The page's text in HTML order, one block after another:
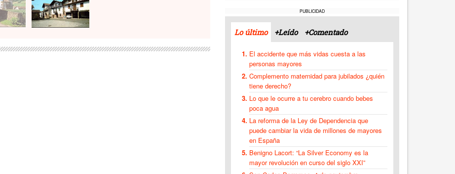
PUBLICIDAD
Lo último +Leído +Comentado
El accidente que más vidas cuesta a las
personas mayores
Complemento maternidad para jubilados ¿quién
tiene derecho?
Lo que le ocurre a tu cerebro cuando bebes
poca agua
La reforma de la Ley de Dependencia que
puede cambiar la vida de millones de mayores
en España
Benigno Lacort: “La Silver Economy es la
mayor revolución en curso del siglo XXI”